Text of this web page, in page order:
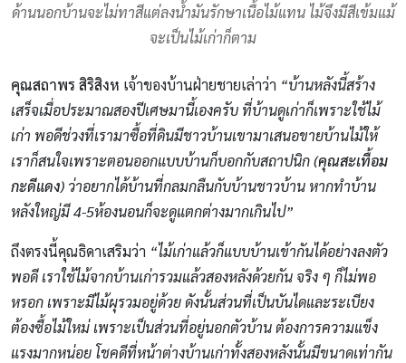
ด้านนอกบ้านจะไม่ทาสีแต่ลงน้ำมันรักษาเนื้อไม้แทน ไม้จึงมีสีเข้มแม้
จะเป็นไม้เก่าก็ตาม
คุณสถาพร สิริสิงห เจ้าของบ้านฝ่ายชายเล่าว่า “บ้านหลังนี้สร้าง
เสร็จเมื่อประมาณสองปีเศษมานี้เองครับ ที่บ้านดูเก่าก็เพราะใช้ไม้
เก่า พอดีช่วงที่เรามาซื้อที่ดินมีชาวบ้านเขามาเสนอขายบ้านไม้ให้
เราก็สนใจเพราะตอนออกแบบบ้านก็บอกกับสถาปนิก (คุณสะเทื้อม
กะดีแดง) ว่าอยากได้บ้านที่กลมกลืนกับบ้านชาวบ้าน หากทำบ้าน
หลังใหญ่มี 4-5ห้องนอนก็จะดูแตกต่างมากเกินไป”
ถึงตรงนี้คุณธิดาเสริมว่า “ไม้เก่าแล้วก็แบบบ้านเข้ากันได้อย่างลงตัว
พอดี เราใช้ไม้จากบ้านเก่ารวมแล้วสองหลังด้วยกัน จริง ๆ ก็ไม่พอ
หรอก เพราะมีไม้ผุรวมอยู่ด้วย ดังนั้นส่วนที่เป็นบันไดและระเบียง
ต้องซื้อไม้ใหม่ เพราะเป็นส่วนที่อยู่นอกตัวบ้าน ต้องการความแข็ง
แรงมากหน่อย โชคดีที่หน้าต่างบ้านเก่าทั้งสองหลังนั้นมีขนาดเท่ากัน